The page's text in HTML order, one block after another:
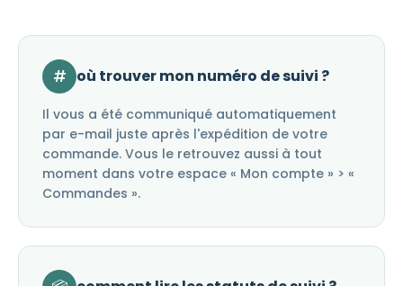
# où trouver mon numéro de suivi ?
Il vous a été communiqué automatiquement
par e-mail juste après l'expédition de votre
commande. Vous le retrouvez aussi à tout
moment dans votre espace « Mon compte » > «
Commandes ».